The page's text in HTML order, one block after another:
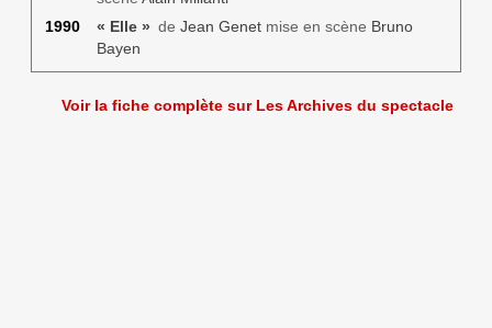
1990
« Elle » de Jean Genetmise en scène Bruno
Bayen
Voir la fiche complète sur Les Archives du spectacle